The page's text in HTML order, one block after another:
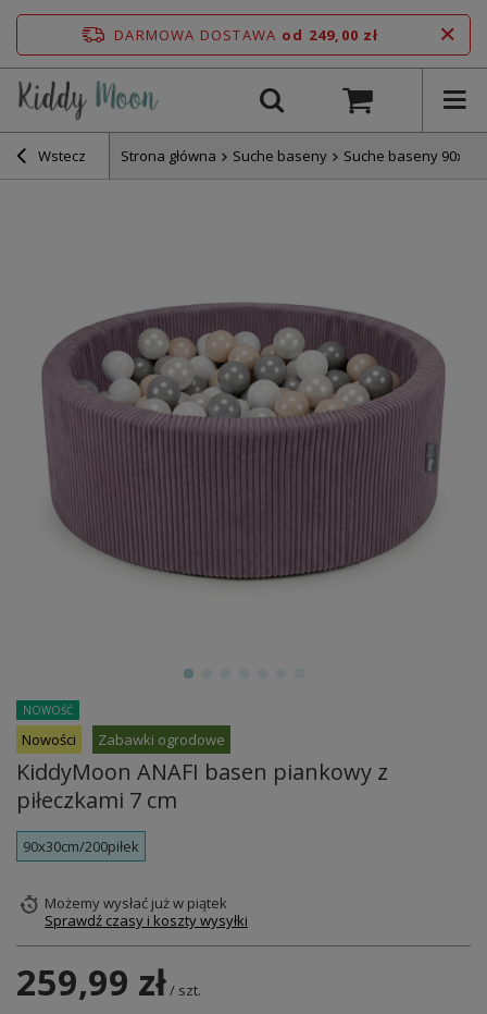
DARMOWA DOSTAWA od 249,00 zł
Wstecz Strona główna Suche baseny Suche baseny 90x30
Nowości Zabawki ogrodowe
KiddyMoon ANAFI basen piankowy z
piłeczkami 7 cm
NOWOŚĆ
90x30cm/200piłek
Możemy wysłać jużw piątek
Sprawdź czasy i koszty wysyłki
259,99 zł/ szt.